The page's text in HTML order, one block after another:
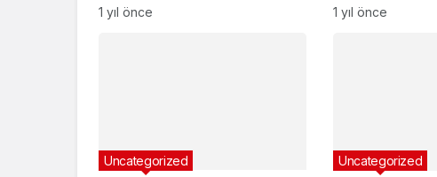
deprem!
1 yıl önce
açıklama!
1 yıl önce
Uncategorized Uncategorized